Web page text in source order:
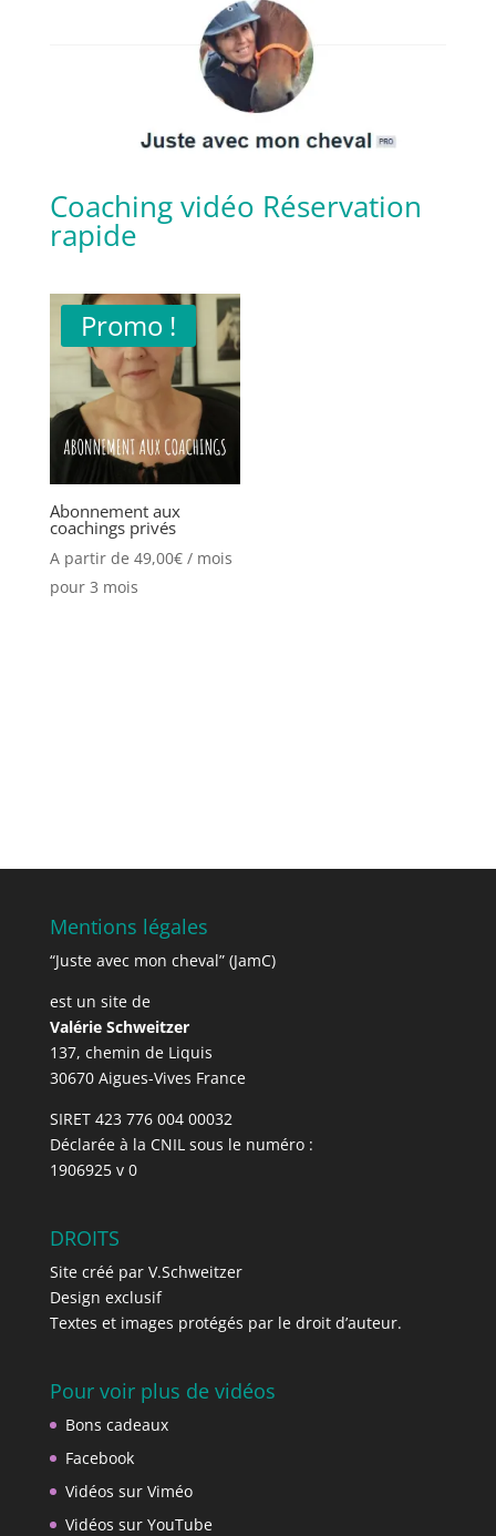
Coaching vidéo Réservation
rapide
Promo !
Abonnement aux
coachings privés
A partir de 49,00€ / mois
pour 3 mois
Mentions légales
“Juste avec mon cheval” (JamC)
est un site de
Valérie Schweitzer
137, chemin de Liquis
30670 Aigues-Vives France
SIRET 423 776 004 00032
Déclarée à la CNIL sous le numéro :
1906925 v 0
DROITS
Site créé par V.Schweitzer
Design exclusif
Textes et images protégés par le droit d’auteur.
Pour voir plus de vidéos
Bons cadeaux
Facebook
Vidéos sur Viméo
Vidéos sur YouTube